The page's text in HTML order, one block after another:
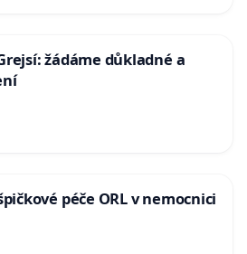
žádáme důkladné a
péče ORL v nemocnici